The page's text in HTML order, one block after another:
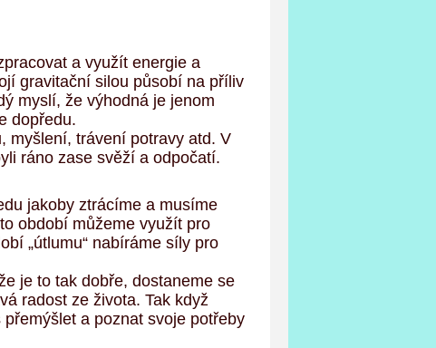
a využít energie a
gravitační silou působí na příliv
myslí, že výhodná je jenom
dopředu.
myšlení, trávení potravy atd. V
ráno zase svěží a odpočatí.
jakoby ztrácíme a musíme
období můžeme využít pro
„útlumu“ nabíráme síly pro
je to tak dobře, dostaneme se
radost ze života. Tak když
a poznat svoje potřeby